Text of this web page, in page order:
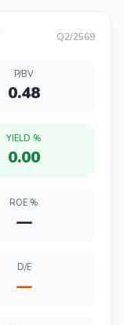
Q2/2569
P/BV
0.48
YIELD %
0.00
ROE %
—
D/E
—